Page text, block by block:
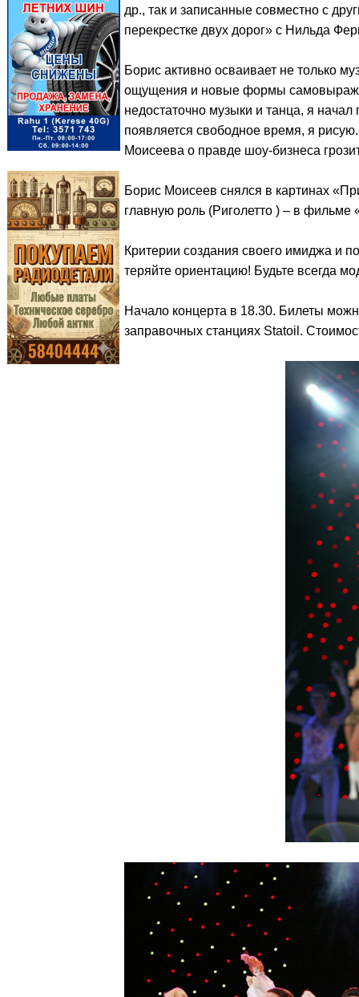
др., так и записанные совместно с
перекрестке двух дорог» с Нильда
Борис активно осваивает не только
ощущения и новые формы
недостаточно музыки и танца, я начал
появляется свободное время, я
Моисеева о правде шоу-бизнеса
Борис Моисеев снялся в картинах
главную роль (Риголетто ) – в фильме
Критерии создания своего имиджа и
теряйте ориентацию! Будьте всегда
Начало концерта в 18.30. Билеты
заправочных станциях Statoil.